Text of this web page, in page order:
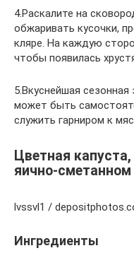
4.Раскалите на
обжаривать кусочки,
кляре. На каждую
чтобы появилась
5.Вкуснейшая сезонная
может быть
служить гарниром к
Цветная
lvssvl1 /
Ингредиенты